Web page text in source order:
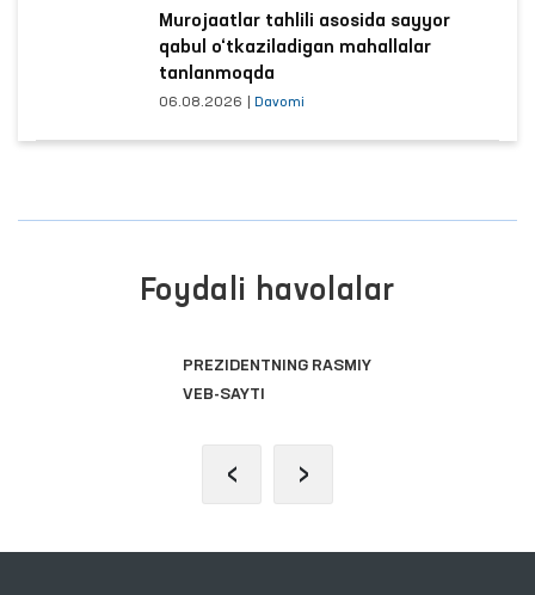
Murojaatlar tahlili asosida sayyor
qabul o‘tkaziladigan mahallalar
tanlanmoqda
06.08.2026 Davomi
Foydali havolalar
OLIY MAJLIS QONUNCHILIK
PALATASI
‹ ›